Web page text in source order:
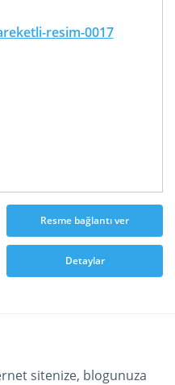
Resme bağlantı ver
Detaylar
sitenize, blogunuza